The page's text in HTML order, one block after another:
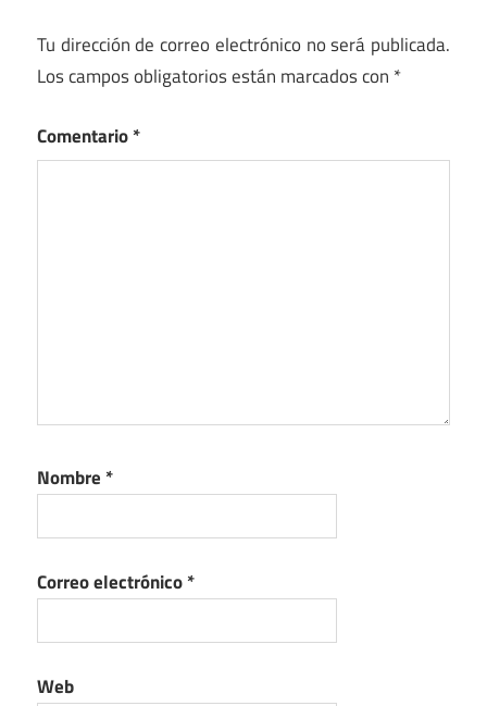
Tu dirección de correo electrónico no será publicada.
Los campos obligatorios están marcados con *
Comentario*
Nombre *
Correo electrónico*
Web